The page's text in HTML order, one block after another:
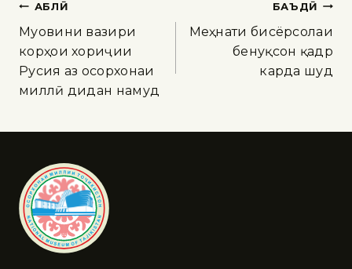
ҚАБЛӢ
Муовини вазири
корҳои хориҷии
Русия аз осорхонаи
миллӣ дидан намуд
БАЪДӢ
Меҳнати бисёрсолаи
бенуқсон қадр
карда шуд